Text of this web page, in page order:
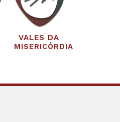
VALES DA
MISERICÓRDIA